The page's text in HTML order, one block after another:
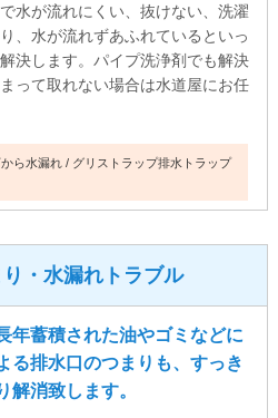
で水が流れにくい、抜けない、洗濯
、水が流れずあふれているといっ
決します。パイプ洗浄剤でも解決
って取れない場合は水道屋にお任
ら水漏れ
グリストラップ排水トラップ
・水漏れトラブル
年蓄積された油やゴミなどに
る排水口のつまりも、すっき
解消致します。